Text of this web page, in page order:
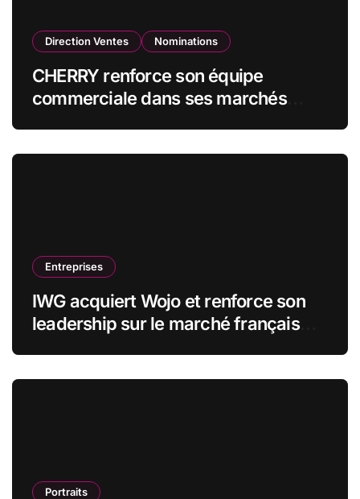
Direction Ventes Nominations
CHERRY renforce son équipe
commerciale dans ses marchés
Entreprises
IWG acquiert Wojo et renforce son
leadership sur le marché français
Portraits